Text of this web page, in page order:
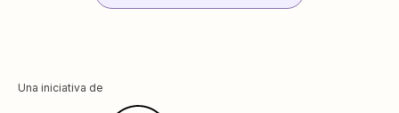
Una iniciativa de